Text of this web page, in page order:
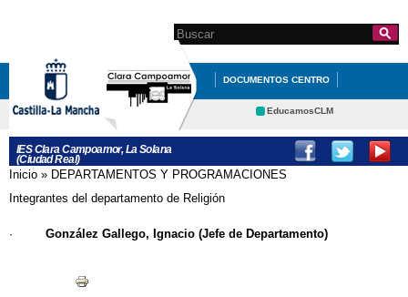
contenido
principal
Formulario de
búsqueda
Search this site
DOCUMENTOS CENTRO
ORIENTACIÓN
DEPARTAMENTOS Y
PROGRAMACIONES
EL CENTRO
NUESTROS PROYECTOS
EducamosCLM
Portal Educación
CRFP
IES Clara Campoamor, La Solana
(Ciudad Real)
Se encuentra usted aquí
Inicio » DEPARTAMENTOS Y PROGRAMACIONES
Integrantes del departamento de Religión
· González Gallego, Ignacio (Jefe de Departamento)